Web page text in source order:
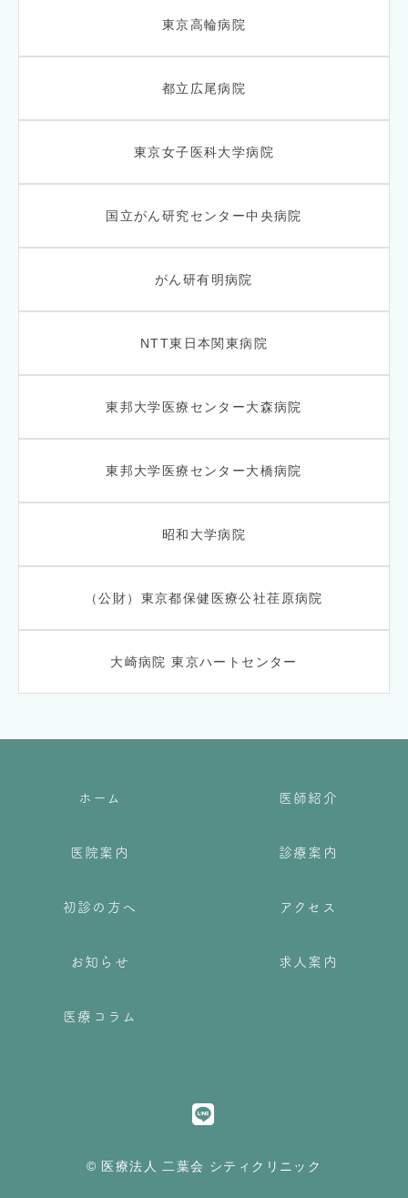
東京高輪病院
都立広尾病院
東京女子医科大学病院
国立がん研究センター中央病院
がん研有明病院
NTT東日本関東病院
東邦大学医療センター大森病院
東邦大学医療センター大橋病院
昭和大学病院
（公財）東京都保健医療公社荏原病院
大崎病院 東京ハートセンター
ホーム 医師紹介
医院案内 診療案内
初診の方へ アクセス
お知らせ 求人案内
医療コラム
© 医療法人 二葉会 シティクリニック